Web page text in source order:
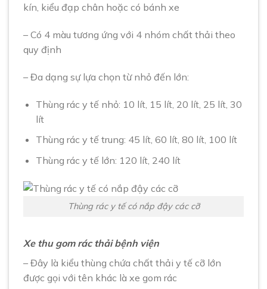
kín, kiểu đạp chân hoặc có bánh xe
– Có 4 màu tương ứng với 4 nhóm chất thải theo
quy định
– Đa dạng sự lựa chọn từ nhỏ đến lớn:
Thùng rác y tế nhỏ: 10 lít, 15 lít, 20 lít, 25 lít, 30
lít
Thùng rác y tế trung: 45 lít, 60 lít, 80 lít, 100 lít
Thùng rác y tế lớn: 120 lít, 240 lít
Thùng rác y tế có nắp đậy các cỡ
Xe thu gom rác thải bệnh viện
– Đây là kiểu thùng chứa chất thải y tế cỡ lớn
được gọi với tên khác là xe gom rác